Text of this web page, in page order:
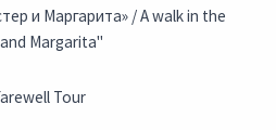
и Маргарита» / A walk in the
Margarita"
Tour